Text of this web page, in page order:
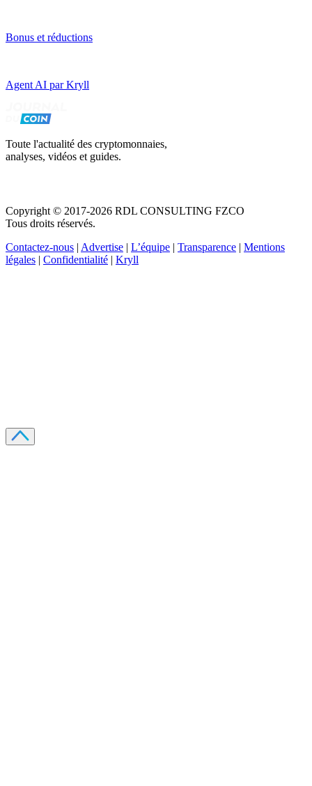
Bonus et réductions
Agent AI par Kryll
Toute l'actualité des cryptomonnaies,
analyses, vidéos et guides.
Copyright © 2017-2026 RDL CONSULTING FZCO
Tous droits réservés.
Contactez-nous | Advertise | L’équipe | Transparence | Mentions
légales | Confidentialité | Kryll